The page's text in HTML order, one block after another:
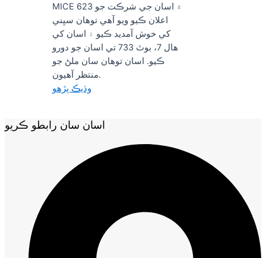
MICE 623 ۾ اسان جي شرڪت جو
اعلان ڪيو ويو آهي توهان سڀني
کي خوش آمديد ڪيو ۽ اسان کي
هال 7، بوٿ 733 تي اسان جو دورو
ڪيو. اسان توهان سان ملڻ جو
منتظر آهيون.
وڌيڪ پڙهو
اسان سان رابطو ڪريو